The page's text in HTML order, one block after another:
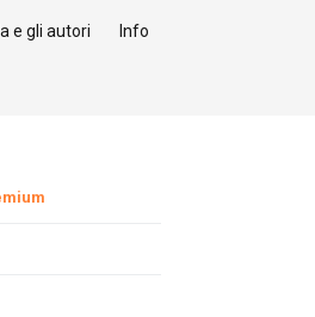
e gli autori Info